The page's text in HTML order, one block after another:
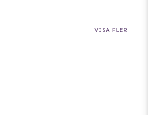
VISA FLER